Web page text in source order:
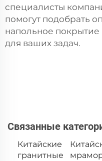
специалисты
помогут подобрать
напольное
для ваших задач.
Связанные
Китайские
гранитные